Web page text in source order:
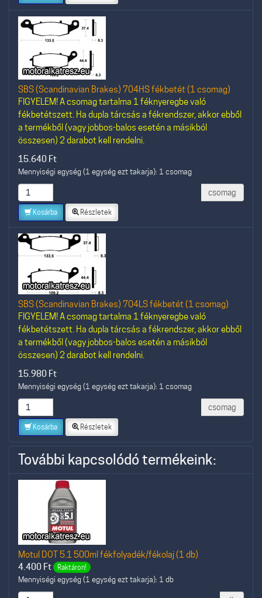
SBS (Scandinavian Brakes) 704HS fékbetét (1 csomag)
FIGYELEM! A csomag tartalma 1 féknyeregbe való
fékbetétszett. Ha dupla tárcsás a fékrendszer, akkor ebből
a termékből (vagy jobbos-balos esetén a másikból
összesen) 2 darabot kell rendelni.
15.640 Ft
Mennyiségi egység (1 egység ezt takarja): 1 csomag
csomag
Kosárba Részletek
SBS (Scandinavian Brakes) 704LS fékbetét (1 csomag)
FIGYELEM! A csomag tartalma 1 féknyeregbe való
fékbetétszett. Ha dupla tárcsás a fékrendszer, akkor ebből
a termékből (vagy jobbos-balos esetén a másikból
összesen) 2 darabot kell rendelni.
15.980 Ft
Mennyiségi egység (1 egység ezt takarja): 1 csomag
csomag
Kosárba Részletek
További kapcsolódó termékeink:
Motul DOT 5.1 500ml fékfolyadék/fékolaj (1 db)
4.400 Ft Raktáron!
Mennyiségi egység (1 egység ezt takarja): 1 db